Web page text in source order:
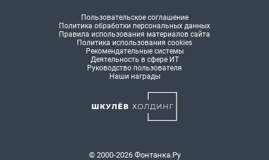
Пользовательское соглашение
Политика обработки персональных данных
Правила использования материалов сайта
Политика использования cookies
Рекомендательные системы
Деятельность в сфере ИТ
Руководство пользователя
Наши награды
© 2000-2026 Фонтанка.Ру